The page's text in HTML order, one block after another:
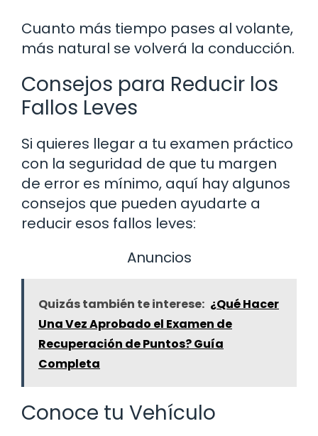
Cuanto más tiempo pases al volante,
más natural se volverá la conducción.
Consejos para Reducir los
Fallos Leves
Si quieres llegar a tu examen práctico
con la seguridad de que tu margen
de error es mínimo, aquí hay algunos
consejos que pueden ayudarte a
reducir esos fallos leves:
Anuncios
Quizás también te interese: ¿Qué Hacer
Una Vez Aprobado el Examen de
Recuperación de Puntos? Guía
Completa
Conoce tu Vehículo